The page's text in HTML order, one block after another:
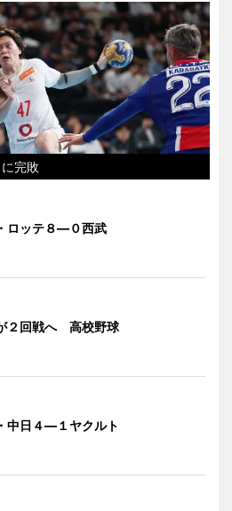
完敗
ロッテ８―０西武
２回戦へ 高校野球
中日４―１ヤクルト